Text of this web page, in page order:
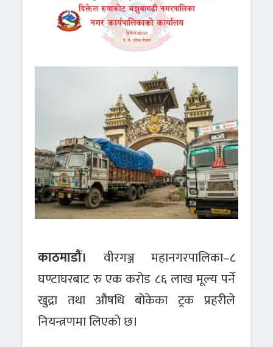
काठमाडौं। वीरगञ्ज महानगरपालिका–८
घण्टाघरबाट रु एक करोड ८६ लाख मूल्य पर्ने
खुद्रा तथा औषधि बोकेका ट्रक प्रहरीले
नियन्त्रणमा लिएको छ।